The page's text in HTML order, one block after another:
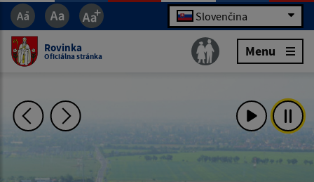
Slovenčina
Rovinka
Oficiálna stránka Menu